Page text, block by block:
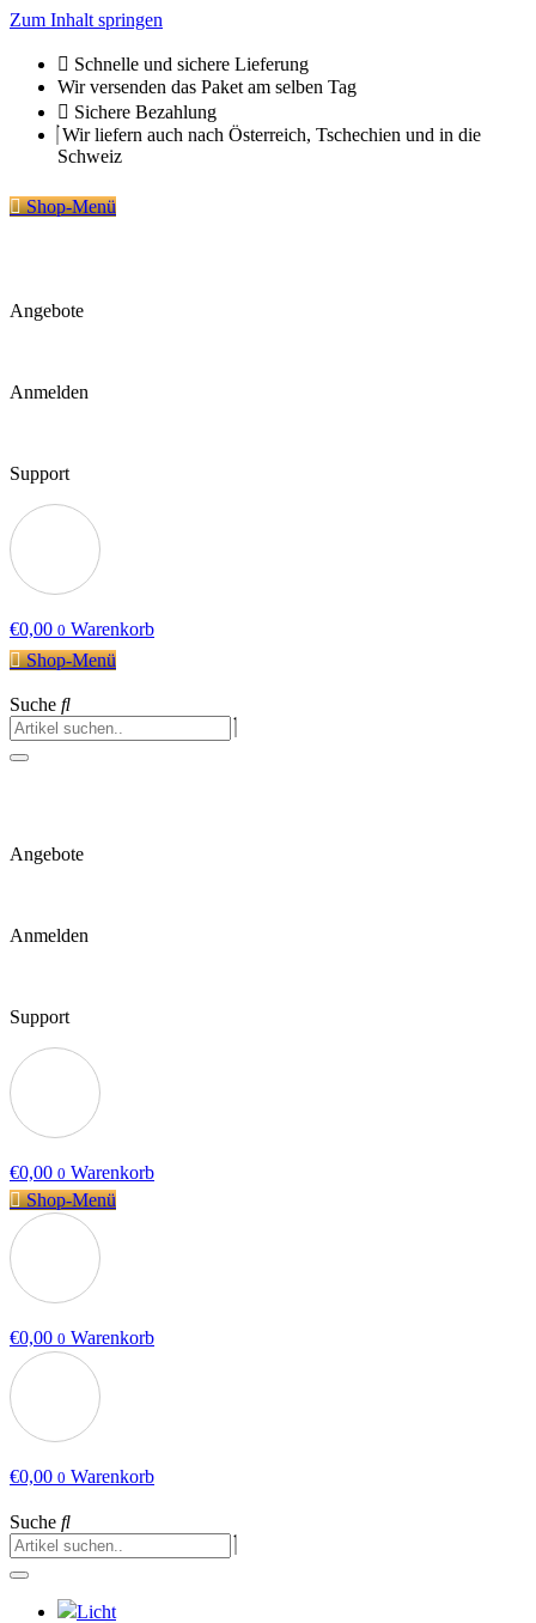
Zum Inhalt springen
Schnelle und sichere Lieferung
Wir versenden das Paket am selben Tag
Sichere Bezahlung
Wir liefern auch nach Österreich, Tschechien und in die
Schweiz
Shop-Menü
Angebote
Anmelden
Support
€0,00 0 Warenkorb
Shop-Menü
Suche
Angebote
Anmelden
Support
€0,00 0 Warenkorb
Shop-Menü
€0,00 0 Warenkorb
€0,00 0 Warenkorb
Suche
Licht